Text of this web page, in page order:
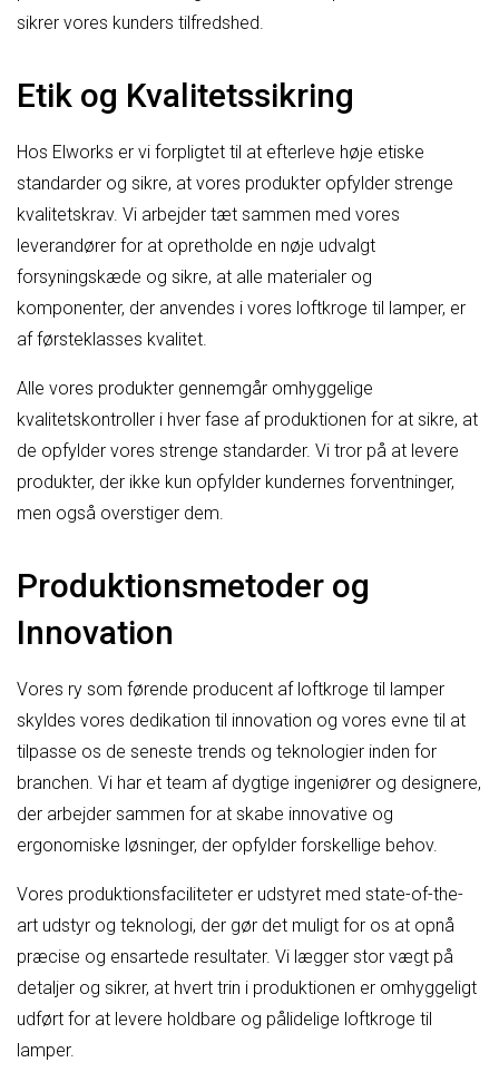
sikrer vores kunders tilfredshed.
Etik og Kvalitetssikring
Hos Elworks er vi forpligtet til at efterleve høje etiske
standarder og sikre, at vores produkter opfylder strenge
kvalitetskrav. Vi arbejder tæt sammen med vores
leverandører for at opretholde en nøje udvalgt
forsyningskæde og sikre, at alle materialer og
komponenter, der anvendes i vores loftkroge til lamper, er
af førsteklasses kvalitet.
Alle vores produkter gennemgår omhyggelige
kvalitetskontroller i hver fase af produktionen for at sikre, at
de opfylder vores strenge standarder. Vi tror på at levere
produkter, der ikke kun opfylder kundernes forventninger,
men også overstiger dem.
Produktionsmetoder og
Innovation
Vores ry som førende producent af loftkroge til lamper
skyldes vores dedikation til innovation og vores evne til at
tilpasse os de seneste trends og teknologier inden for
branchen. Vi har et team af dygtige ingeniører og designere,
der arbejder sammen for at skabe innovative og
ergonomiske løsninger, der opfylder forskellige behov.
Vores produktionsfaciliteter er udstyret med state-of-the-
art udstyr og teknologi, der gør det muligt for os at opnå
præcise og ensartede resultater. Vi lægger stor vægt på
detaljer og sikrer, at hvert trin i produktionen er omhyggeligt
udført for at levere holdbare og pålidelige loftkroge til
lamper.